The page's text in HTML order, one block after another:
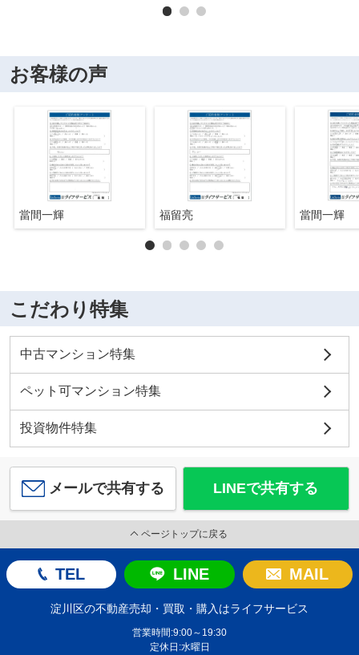
お客様の声
當間一輝 福留亮 當間一輝
こだわり特集
中古マンション特集
ペット可マンション特集
投資物件特集
メールで共有する LINEで共有する
ページトップに戻る
TEL LINE MAIL
淀川区の不動産売却・買取・購入はライフサービス
営業時間:9:00～19:30
定休日:水曜日